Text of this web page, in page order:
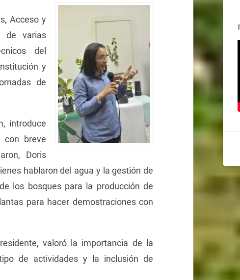
Acceso y
de varias
del
y
de
introduce
con breve
Doris
hablaron del agua y la gestión de
los bosques para la producción de
para hacer demostraciones con
valoró la importancia de la
de actividades y la inclusión de